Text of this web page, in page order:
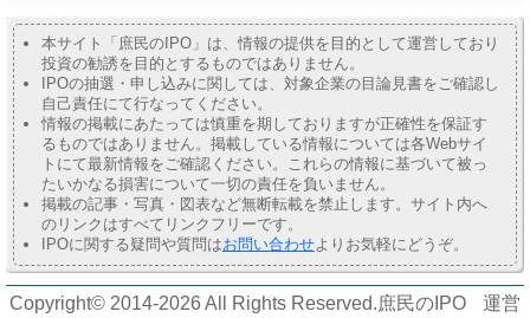
本サイト「庶民のIPO」は、情報の提供を目的として運営しており
投資の勧誘を目的とするものではありません。
IPOの抽選・申し込みに関しては、対象企業の目論見書をご確認し
自己責任にて行なってください。
情報の掲載にあたっては慎重を期しておりますが正確性を保証す
るものではありません。掲載している情報については各Webサイ
トにて最新情報をご確認ください。これらの情報に基づいて被っ
たいかなる損害について一切の責任を負いません。
掲載の記事・写真・図表など無断転載を禁止します。サイト内へ
のリンクはすべてリンクフリーです。
IPOに関する疑問や質問はお問い合わせよりお気軽にどうぞ。
Copyright© 2014-2026 All Rights Reserved.庶民のIPO 運営